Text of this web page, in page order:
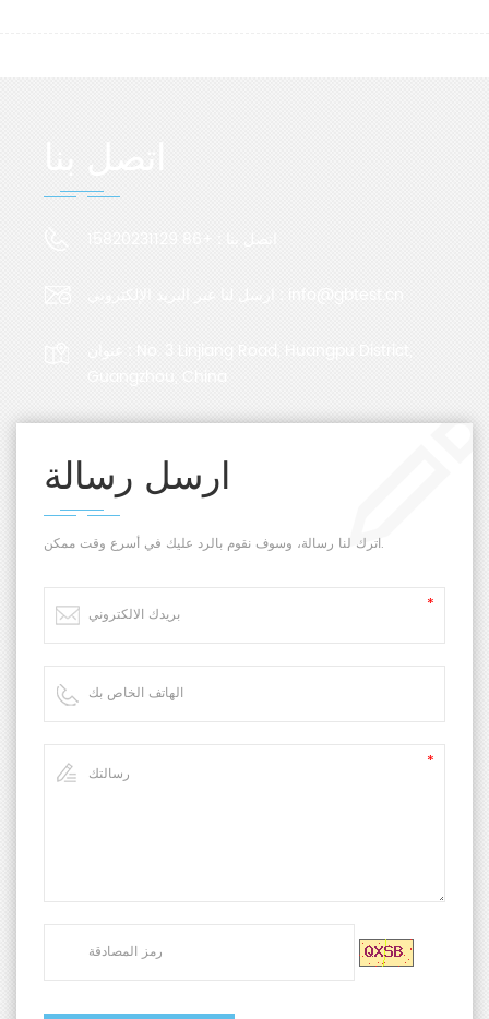
ارسل رسالة
اترك لنا رسالة، وسوف نقوم بالرد عليك في أسرع وقت ممكن.